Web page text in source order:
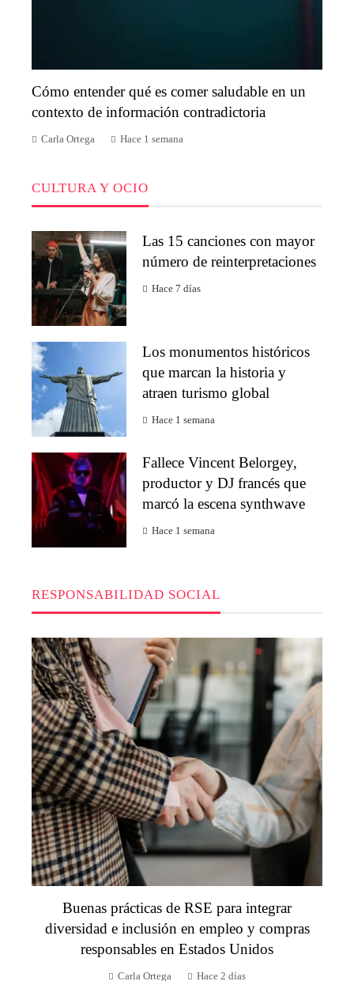
Cómo entender qué es comer saludable en un
contexto de información contradictoria
Carla Ortega Hace 1 semana
CULTURA Y OCIO
Las 15 canciones con mayor
número de reinterpretaciones
Hace 7 días
Los monumentos históricos
que marcan la historia y
atraen turismo global
Hace 1 semana
Fallece Vincent Belorgey,
productor y DJ francés que
marcó la escena synthwave
Hace 1 semana
RESPONSABILIDAD SOCIAL
Buenas prácticas de RSE para integrar
diversidad e inclusión en empleo y compras
responsables en Estados Unidos
Carla Ortega Hace 2 días